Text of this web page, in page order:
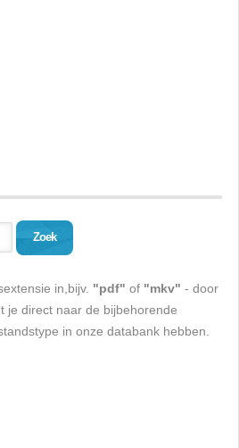
Zoek
in,bijv. "pdf" of "mkv" - door
je direct naar de bijbehorende
in onze databank hebben.